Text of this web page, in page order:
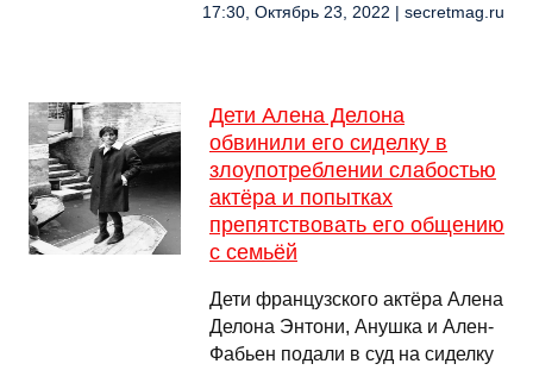
17:30, Октябрь 23, 2022 | secretmag.ru
Дети Алена Делона
обвинили его сиделку в
злоупотреблении слабостью
актёра и попытках
препятствовать его общению
с семьёй
Дети французского актёра Алена
Делона Энтони, Анушка и Ален-
Фабьен подали в суд на сиделку